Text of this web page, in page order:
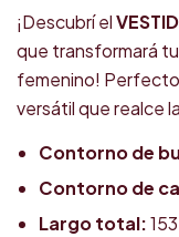
¡Descubrí el
que transformará
femenino! Perfecto
versátil que realce
Contorno de
Contorno de
Largo total: